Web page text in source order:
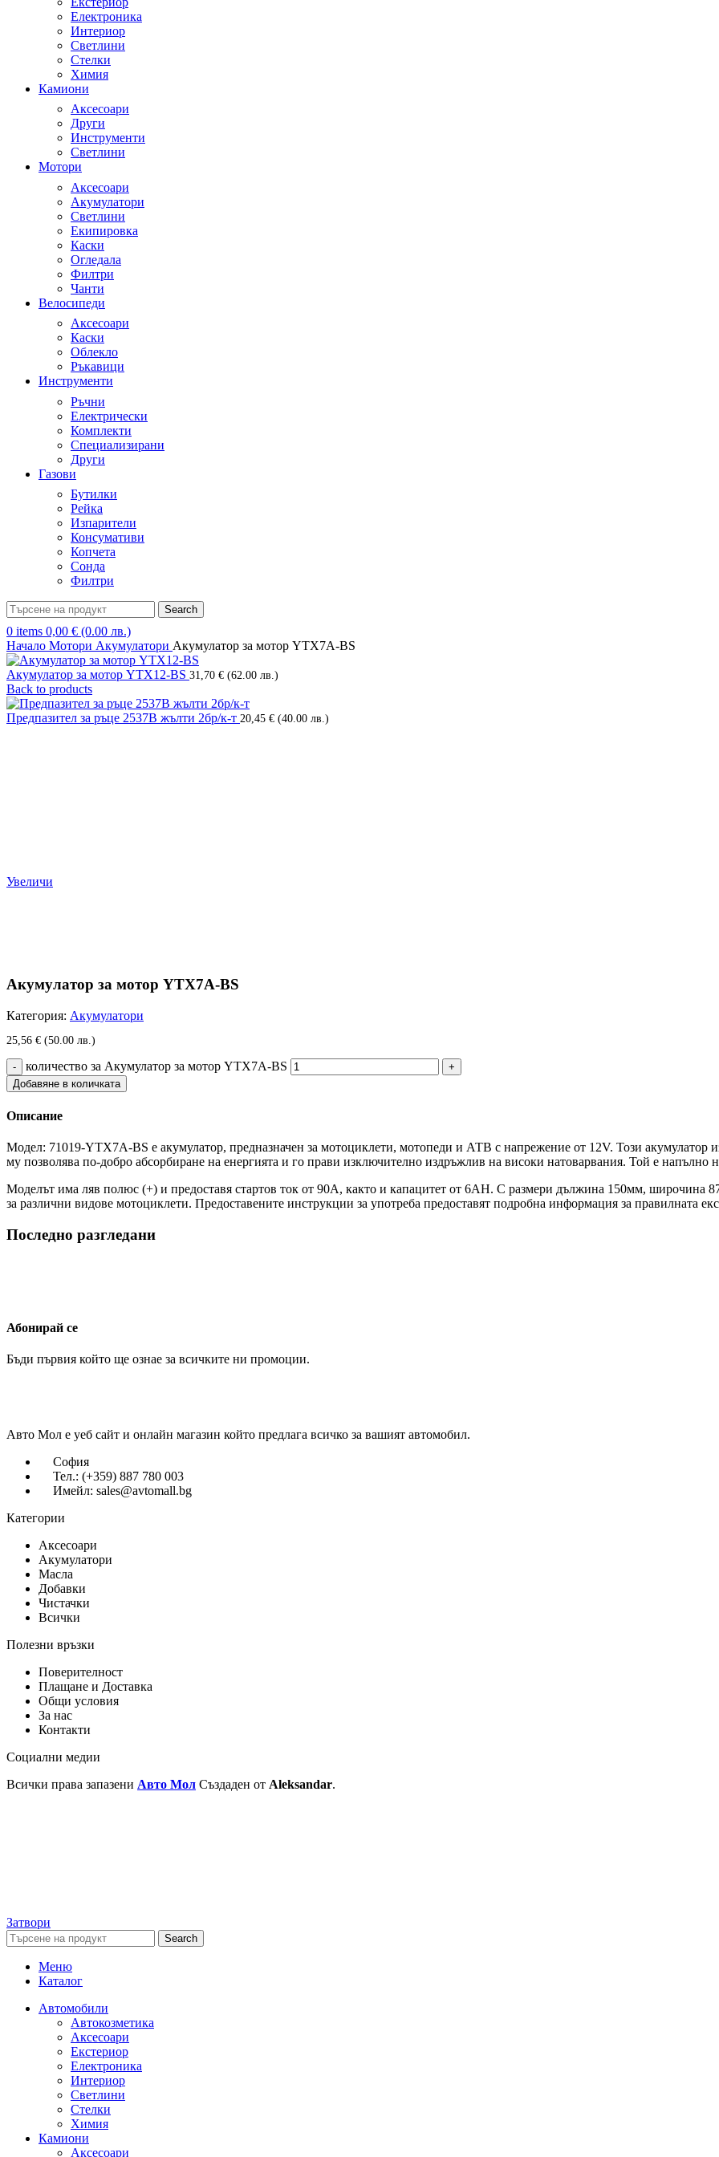
Електроника
Интериор
Светлини
Стелки
Химия
Камиони
Аксесоари
Други
Инструменти
Светлини
Мотори
Аксесоари
Акумулатори
Светлини
Екипировка
Каски
Огледала
Филтри
Чанти
Велосипеди
Аксесоари
Каски
Облекло
Ръкавици
Инструменти
Ръчни
Електрически
Комплекти
Специализирани
Други
Газови
Бутилки
Рейка
Изпарители
Консумативи
Копчета
Сонда
Филтри
Search
0 items 0,00 € (0.00 лв.)
Начало Мотори Акумулатори Акумулатор за мотор YTX7A-BS
Акумулатор за мотор YTX12-BS 31,70 € (62.00 лв.)
Back to products
Предпазител за ръце 2537B жълти 2бр/к-т 20,45 € (40.00 лв.)
Увеличи
Акумулатор за мотор YTX7A-BS
Категория: Акумулатори
25,56 € (50.00 лв.)
количество за Акумулатор за мотор YTX7A-BS
Добавяне в количката
Описание
Модел: 71019-YTX7A-BS е акумулатор, предназначен за мотоциклети, мотопеди и АТВ с напрежение от 12V. Този акумулатор
му позволява по-добро абсорбиране на енергията и го прави изключително издръжлив на високи натоварвания. Той е напълно
Моделът има ляв полюс (+) и предоставя стартов ток от 90А, както и капацитет от 6AH. С размери дължина 150мм, широчина
за различни видове мотоциклети. Предоставените инструкции за употреба предоставят подробна информация за правилната
Последно разгледани
Абонирай се
Бъди първия който ще ознае за всичките ни промоции.
Авто Мол е уеб сайт и онлайн магазин който предлага всичко за вашият автомобил.
София
Тел.: (+359) 887 780 003
Имейл: sales@avtomall.bg
Категории
Аксесоари
Акумулатори
Масла
Добавки
Чистачки
Всички
Полезни връзки
Поверителност
Плащане и Доставка
Общи условия
За нас
Контакти
Социални медии
Всички права запазени Авто Мол Създаден от Aleksandar.
Затвори
Search
Меню
Каталог
Автомобили
Автокозметика
Аксесоари
Екстериор
Електроника
Интериор
Светлини
Стелки
Химия
Камиони
Аксесоари